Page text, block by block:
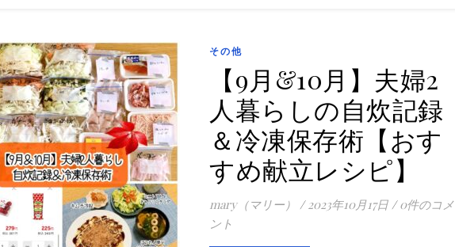
その他
【9月&10月】夫婦2
人暮らしの自炊記録
＆冷凍保存術【おす
すめ献立レシピ】
mary（マリー） / 2023年10月17日 / 0件のコメ
ント